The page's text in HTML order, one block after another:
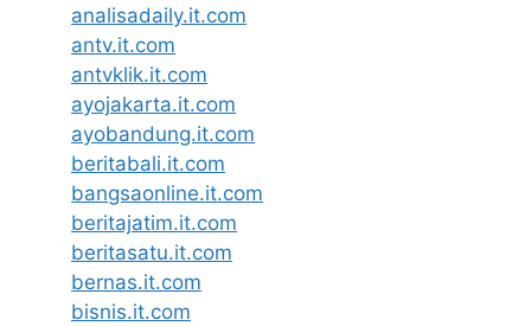
analisadaily.it.com
antv.it.com
antvklik.it.com
ayojakarta.it.com
ayobandung.it.com
beritabali.it.com
bangsaonline.it.com
beritajatim.it.com
beritasatu.it.com
bernas.it.com
bisnis.it.com